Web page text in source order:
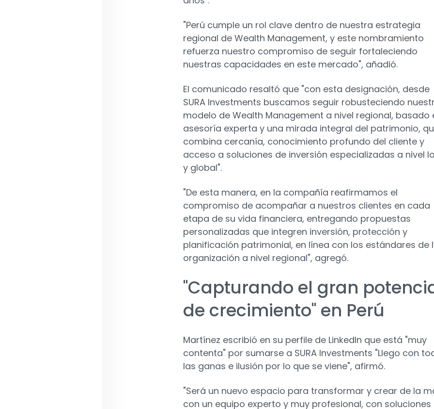
"Perú cumple un rol clave dentro de nuestra estrategia
regional de Wealth Management, y este nombramiento
refuerza nuestro compromiso de seguir fortaleciendo
nuestras capacidades en este mercado", añadió.
El comunicado resaltó que "con esta designación, desde
SURA Investments buscamos seguir robusteciendo
modelo de Wealth Management a nivel regional, basado
asesoría experta y una mirada integral del patrimonio,
combina cercanía, conocimiento profundo del cliente y
acceso a soluciones de inversión especializadas a nivel
y global".
"De esta manera, en la compañía reafirmamos el
compromiso de acompañar a nuestros clientes en cada
etapa de su vida financiera, entregando propuestas
personalizadas que integren inversión, protección y
planificación patrimonial, en línea con los estándares de
organización a nivel regional", agregó.
"Capturando el gran
de crecimiento" en Perú
Martínez escribió en su perfile de LinkedIn que está "muy
contenta" por sumarse a SURA Investments "Llego con
las ganas e ilusión por lo que se viene", afirmó.
"Será un nuevo espacio para transformar y crear de la
con un equipo experto y muy profesional, con soluciones